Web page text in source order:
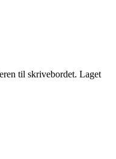
til skrivebordet. Laget